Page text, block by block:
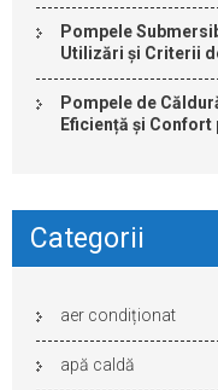
Pompele
Utilizări și Criterii
Pompele de
Eficiență și Confort
Categorii
aer condiționat
apă caldă